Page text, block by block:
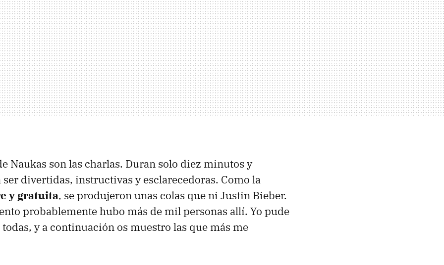
Naukas son las charlas. Duran solo diez minutos y
divertidas, instructivas y esclarecedoras. Como la
y gratuita, se produjeron unas colas que ni Justin Bieber.
probablemente hubo más de mil personas allí. Yo pude
y a continuación os muestro las que más me